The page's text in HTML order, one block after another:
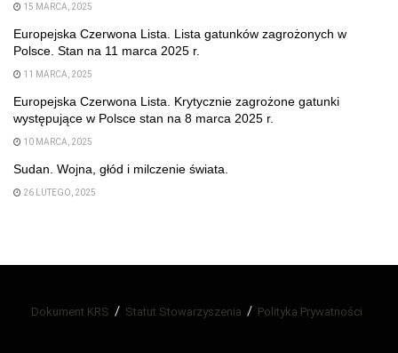
15 MARCA, 2025
Europejska Czerwona Lista. Lista gatunków zagrożonych w
Polsce. Stan na 11 marca 2025 r.
11 MARCA, 2025
Europejska Czerwona Lista. Krytycznie zagrożone gatunki
występujące w Polsce stan na 8 marca 2025 r.
10 MARCA, 2025
Sudan. Wojna, głód i milczenie świata.
26 LUTEGO, 2025
Dokument KRS Statut Stowarzyszenia Polityka Prywatności